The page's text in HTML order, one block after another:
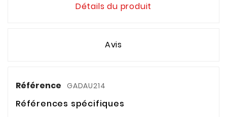
Détails du produit
Avis
Référence GADAU214
Références spécifiques